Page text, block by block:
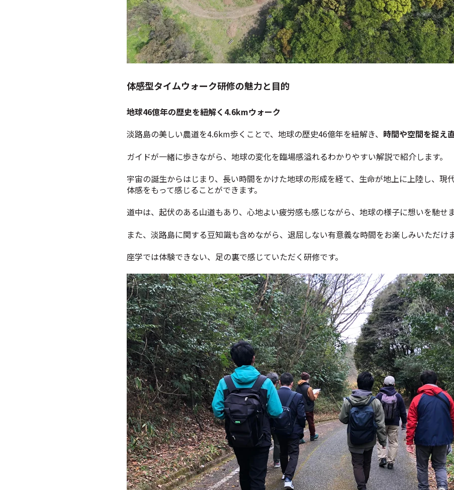
体感型タイムウォーク研修の魅力と目的
地球46億年の歴史を紐解く4.6kmウォーク
淡路島の美しい農道を4.6km歩くことで、地球の歴史46億年を紐解き、 時間や空間を捉え
ガイドが一緒に歩きながら、地球の変化を臨場感溢れるわかりやすい解説で紹介します。
宇宙の誕生からはじまり、長い時間をかけた地球の形成を経て、生命が地上に上陸し、現
体感をもって感じることができます。
道中は、起伏のある山道もあり、心地よい疲労感も感じながら、地球の様子に想いを馳せま
また、淡路島に関する豆知識も含めながら、退屈しない有意義な時間をお楽しみいただけま
座学では体験できない、足の裏で感じていただく研修です。